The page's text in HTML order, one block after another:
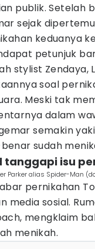
publik. Setelah
sejak
keduanya
petunjuk
stylist Zendaya,
soal
Meski tak
dalam
semakin
sudah
tanggapi isu
Parker alias Spider-Man
pernikahan
media sosial.
mengklaim
menikah.